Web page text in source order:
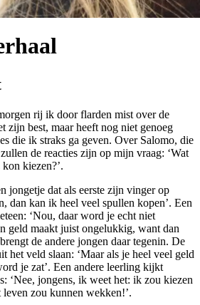
rij ik door flarden mist over de
zijn best, maar heeft nog niet genoeg
die ik straks ga geven. Over Salomo, die
de reacties zijn op mijn vraag: ‘Wat
kiezen?’.
jongetje dat als eerste zijn vinger op
dan kan ik heel veel spullen kopen’. Een
‘Nou, daar word je echt niet
geld maakt juist ongelukkig, want dan
de andere jongen daar tegenin. De
het veld slaan: ‘Maar als je heel veel geld
je zat’. Een andere leerling kijkt
‘Nee, jongens, ik weet het: ik zou kiezen
zou kunnen wekken!’.